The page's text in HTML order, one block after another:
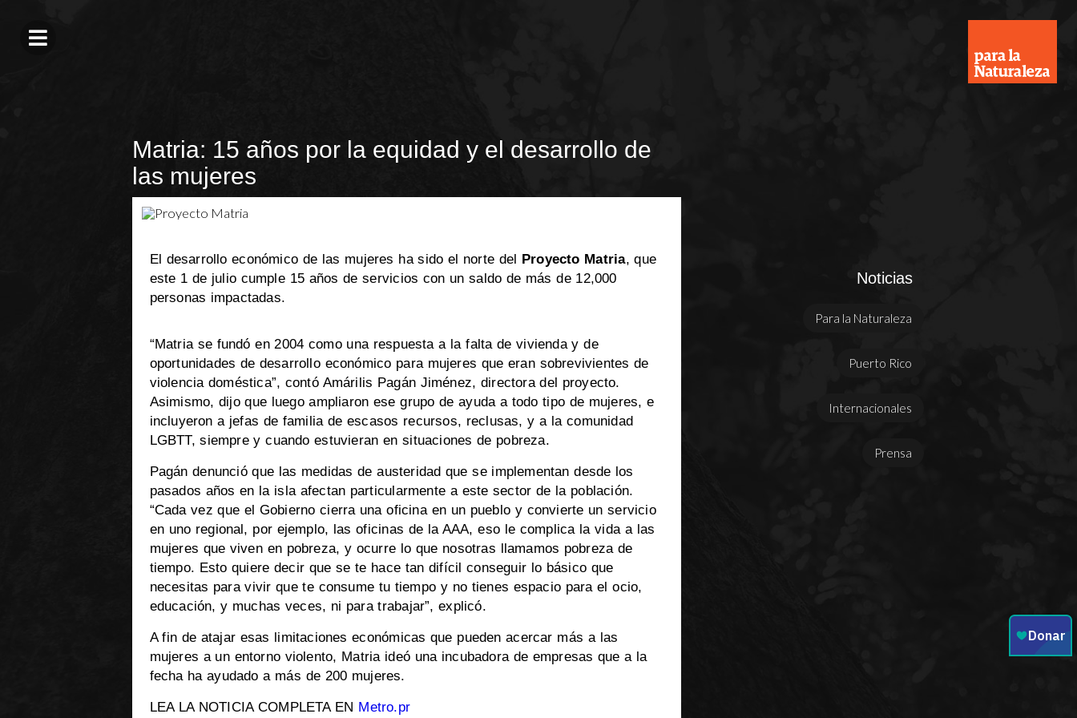
Matria: 15 años por la equidad y el desarrollo de
las mujeres
El desarrollo económico de las mujeres ha sido el norte del Proyecto Matria, que
este 1 de julio cumple 15 años de servicios con un saldo de más de 12,000
personas impactadas.
“Matria se fundó en 2004 como una respuesta a la falta de vivienda y de
oportunidades de desarrollo económico para mujeres que eran sobrevivientes de
violencia doméstica”, contó Amárilis Pagán Jiménez, directora del proyecto.
Asimismo, dijo que luego ampliaron ese grupo de ayuda a todo tipo de mujeres, e
incluyeron a jefas de familia de escasos recursos, reclusas, y a la comunidad
LGBTT, siempre y cuando estuvieran en situaciones de pobreza.
Pagán denunció que las medidas de austeridad que se implementan desde los
pasados años en la isla afectan particularmente a este sector de la población.
“Cada vez que el Gobierno cierra una oficina en un pueblo y convierte un servicio
en uno regional, por ejemplo, las oficinas de la AAA, eso le complica la vida a las
mujeres que viven en pobreza, y ocurre lo que nosotras llamamos pobreza de
tiempo. Esto quiere decir que se te hace tan difícil conseguir lo básico que
necesitas para vivir que te consume tu tiempo y no tienes espacio para el ocio,
educación, y muchas veces, ni para trabajar”, explicó.
A fin de atajar esas limitaciones económicas que pueden acercar más a las
mujeres a un entorno violento, Matria ideó una incubadora de empresas que a la
fecha ha ayudado a más de 200 mujeres.
LEA LA NOTICIA COMPLETA EN Metro.pr
Noticias
Para la Naturaleza
Puerto Rico
Internacionales
Prensa